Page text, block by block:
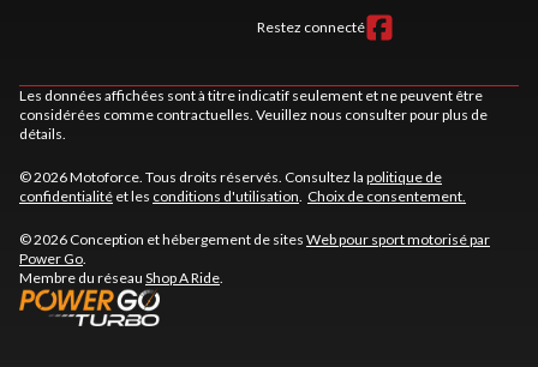
Restez connecté
Les données affichées sont à titre indicatif seulement et ne peuvent être
considérées comme contractuelles. Veuillez nous consulter pour plus de
détails.
© 2026 Motoforce. Tous droits réservés. Consultez la politique de
confidentialité et les conditions d'utilisation Choix de consentement.
© 2026 Conception et hébergement de sites Web pour sport motorisé par
Power Go
Membre du réseau Shop A Ride